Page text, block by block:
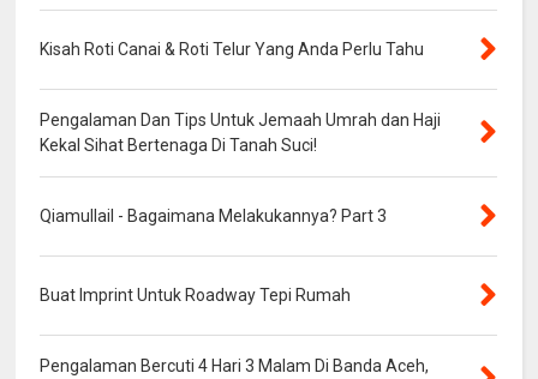
Kisah Roti Canai & Roti Telur Yang Anda Perlu Tahu
Pengalaman Dan Tips Untuk Jemaah Umrah dan Haji
Kekal Sihat Bertenaga Di Tanah Suci!
Qiamullail - Bagaimana Melakukannya? Part 3
Buat Imprint Untuk Roadway Tepi Rumah
Pengalaman Bercuti 4 Hari 3 Malam Di Banda Aceh,